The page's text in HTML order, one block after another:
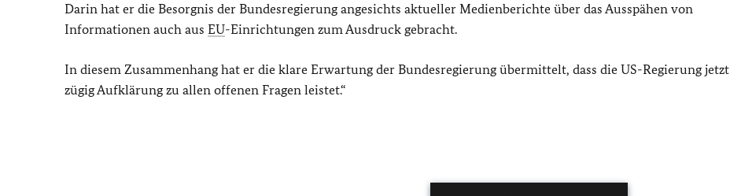
Darin hat er die Besorgnis der Bundesregierung angesichts aktueller Medienberichte über das Ausspähen von
Informationen auch aus EU-Einrichtungen zum Ausdruck gebracht.
In diesem Zusammenhang hat er die klare Erwartung der Bundesregierung übermittelt, dass die US-Regierung jetzt
zügig Aufklärung zu allen offenen Fragen leistet.“